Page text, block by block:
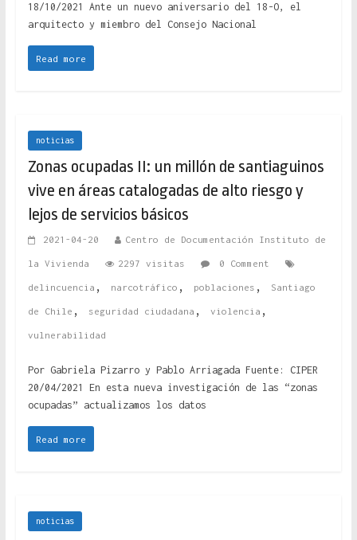
18/10/2021 Ante un nuevo aniversario del 18-O, el
arquitecto y miembro del Consejo Nacional
Read more
noticias
Zonas ocupadas II: un millón de santiaguinos
vive en áreas catalogadas de alto riesgo y
lejos de servicios básicos
2021-04-20 Centro de Documentación Instituto de
la Vivienda 2297 visitas 0 Comment
delincuencia , narcotráfico , poblaciones , Santiago
de Chile , seguridad ciudadana , violencia ,
vulnerabilidad
Por Gabriela Pizarro y Pablo Arriagada Fuente: CIPER
20/04/2021 En esta nueva investigación de las “zonas
ocupadas” actualizamos los datos
Read more
noticias